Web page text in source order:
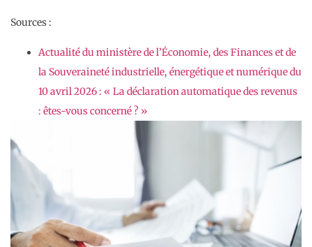
Sources :
Actualité du ministère de l’Économie, des Finances et de
la Souveraineté industrielle, énergétique et numérique du
10 avril 2026 : « La déclaration automatique des revenus
: êtes-vous concerné ? »